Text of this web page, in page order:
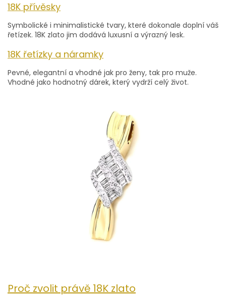
18K přívěsky
Symbolické i minimalistické tvary, které dokonale doplní váš
řetízek. 18K zlato jim dodává luxusní a výrazný lesk.
18K řetízky a náramky
Pevné, elegantní a vhodné jak pro ženy, tak pro muže.
Vhodné jako hodnotný dárek, který vydrží celý život.
Proč zvolit právě 18K zlato